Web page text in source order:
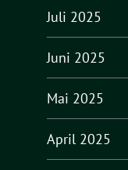
Juli 2025
Juni 2025
Mai 2025
April 2025